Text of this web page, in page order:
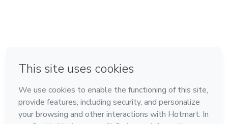
Feito com ❤ na Cidade do México